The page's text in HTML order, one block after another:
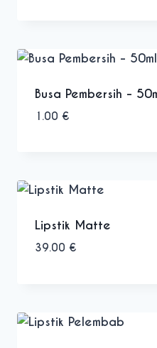
Busa Pembersih -
1.00 €
Lipstik Matte
39.00 €